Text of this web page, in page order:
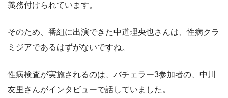
義務付けられています。
そのため、番組に出演できた中道理央也さんは、性病クラ
ミジアであるはずがないですね。
性病検査が実施されるのは、バチェラー3参加者の、中川
友里さんがインタビューで話していました。